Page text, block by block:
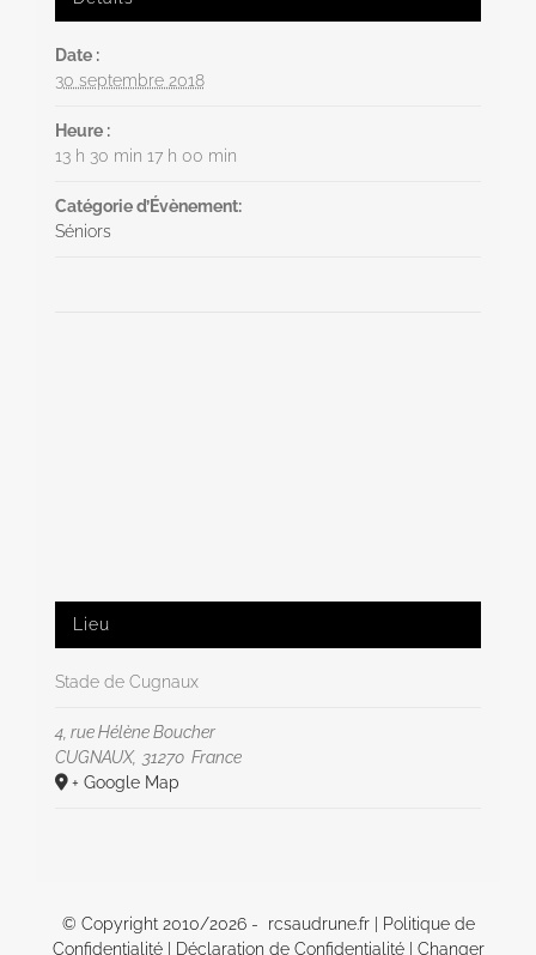
Date :
30 septembre 2018
Heure :
13 h 30 min 17 h 00 min
Catégorie d’Évènement:
Séniors
Lieu
Stade de Cugnaux
4, rue Hélène Boucher
CUGNAUX, 31270 France
+ Google Map
© Copyright 2010/2026 - rcsaudrune.fr | Politique de
Confidentialité| Déclaration de Confidentialité| Changer